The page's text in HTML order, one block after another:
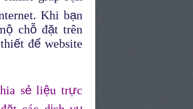
Khi bạn
ộ chỗđặt trên
ết đểwebsite
sẻliệu trực